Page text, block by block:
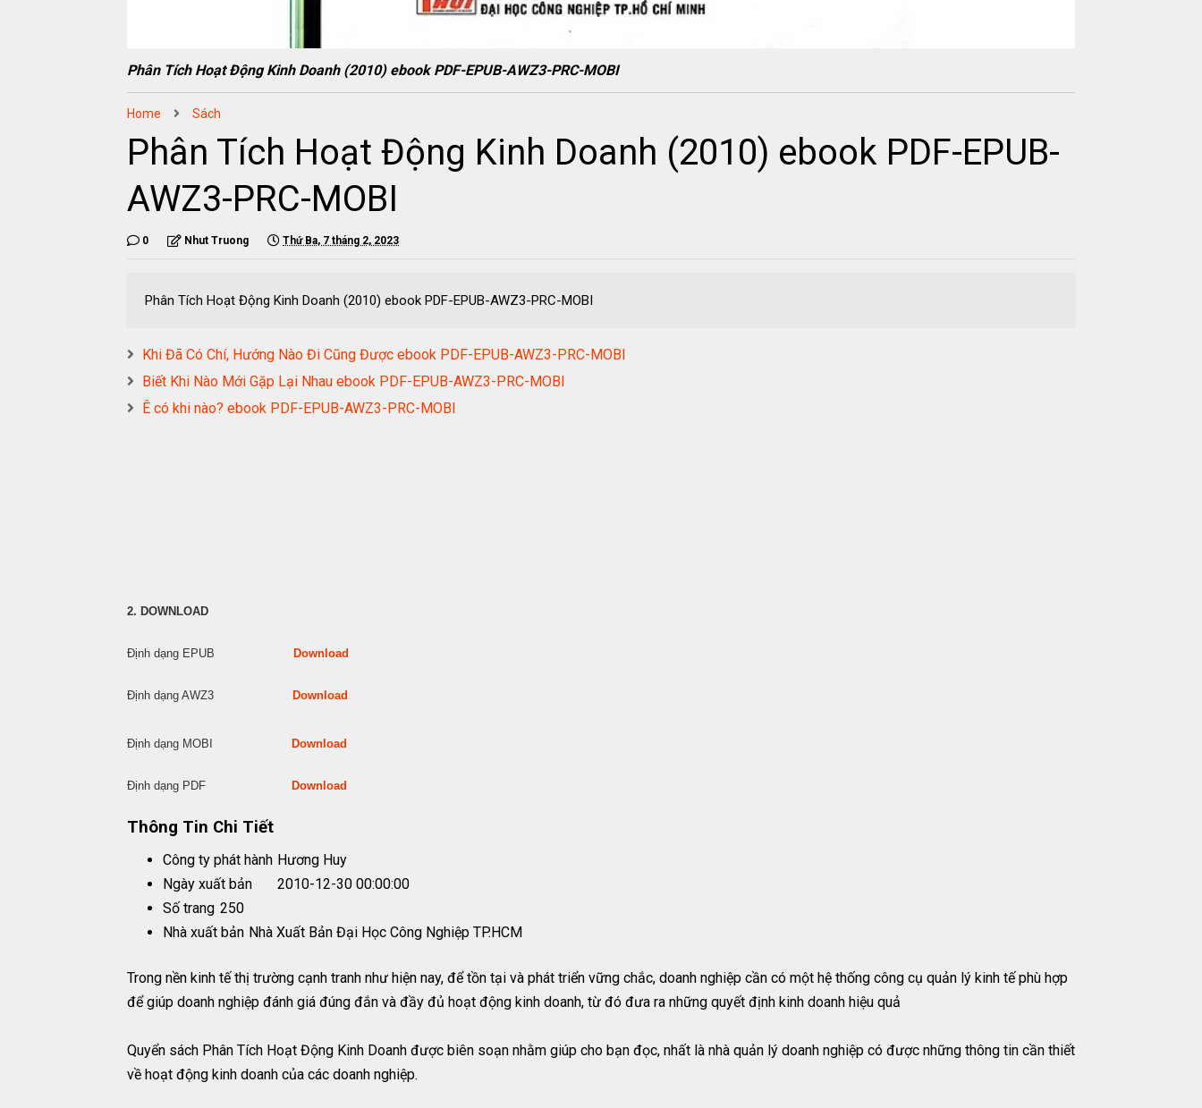
Phân Tích Hoạt Động Kinh Doanh (2010) ebook PDF-EPUB-AWZ3-PRC-MOBI
Home Sách
Phân Tích Hoạt Động Kinh Doanh (2010) ebook PDF-EPUB-
AWZ3-PRC-MOBI
0 Nhut Truong Thứ Ba, 7 tháng 2, 2023
Phân Tích Hoạt Động Kinh Doanh (2010) ebook PDF-EPUB-AWZ3-PRC-MOBI
Khi Đã Có Chí, Hướng Nào Đi Cũng Được ebook PDF-EPUB-AWZ3-PRC-MOBI
Biết Khi Nào Mới Gặp Lại Nhau ebook PDF-EPUB-AWZ3-PRC-MOBI
Ê có khi nào? ebook PDF-EPUB-AWZ3-PRC-MOBI
2. DOWNLOAD
Định dạng EPUB Download
Định dạng AWZ3 Download
Định dạng MOBI Download
Định dạng PDF Download
Thông Tin Chi Tiết
Công ty phát hành Hương Huy
Ngày xuất bản
2010-12-30 00:00:00
Số trang 250
Nhà xuất bản Nhà Xuất Bản Đại Học Công Nghiệp TP.HCM
Trong nền kinh tế thị trường cạnh tranh như hiện nay, để tồn tại và phát triển vững chắc, doanh nghiệp cần có một hệ thống công cụ quản lý kinh tế phù hợp
để giúp doanh nghiệp đánh giá đúng đắn và đầy đủ hoạt động kinh doanh, từ đó đưa ra những quyết định kinh doanh hiệu quả
Quyển sách Phân Tích Hoạt Động Kinh Doanh được biên soạn nhằm giúp cho bạn đọc, nhất là nhà quản lý doanh nghiệp có được những thông tin cần thiết
về hoạt động kinh doanh của các doanh nghiệp.